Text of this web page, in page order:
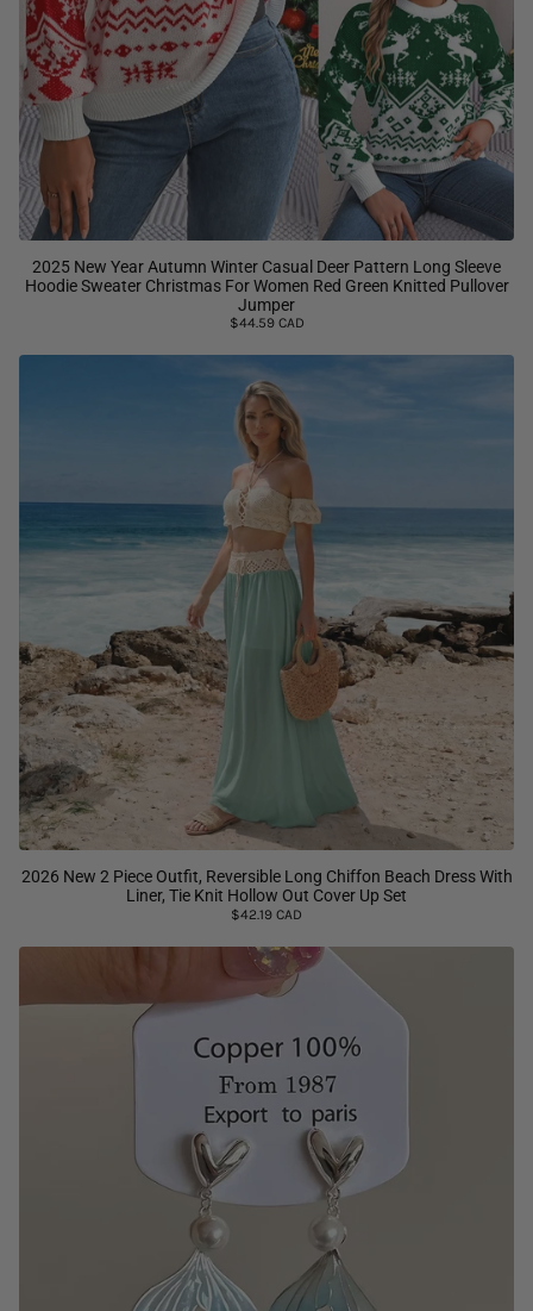
2025 New Year Autumn Winter Casual Deer Pattern Long Sleeve
Hoodie Sweater Christmas For Women Red Green Knitted Pullover
Jumper
$44.59 CAD
2026 New 2 Piece Outfit, Reversible Long Chiffon Beach Dress With
Liner, Tie Knit Hollow Out Cover Up Set
$42.19 CAD